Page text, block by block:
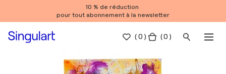
10 % de réduction
pour tout abonnement à la newsletter
(0 ) ( 0 )